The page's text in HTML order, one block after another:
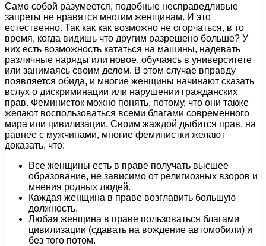
Само собой разумеется, подобные несправедливые
запреты не нравятся многим женщинам. И это
естественно. Так как как возможно не огорчаться, в то
время, когда видишь что другим разрешено больше? У
них есть возможность кататься на машины, надевать
различные наряды или новое, обучаясь в университете
или занимаясь своим делом. В этом случае вправду
появляется обида, и многие женщины начинают сказать
вслух о дискриминации или нарушении гражданских
прав. Феминисток можно понять, потому, что они также
желают воспользоваться всеми благами современного
мира или цивилизации. Своим жаждой дыбится прав, на
равнее с мужчинами, многие феминистки желают
доказать, что:
Все женщины есть в праве получать высшее
образование, не зависимо от религиозных взоров и
мнения родных людей.
Каждая женщина в праве возглавить большую
должность.
Любая женщина в праве пользоваться благами
цивилизации (сдавать на вождение автомобили) и
без того потом.